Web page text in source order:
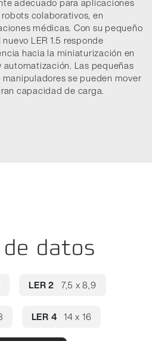
colaborativos, en
médicas. Con su pequeño
LER 1.5 responde
hacia la miniaturización en
Las pequeñas
se pueden mover
capacidad de carga.
datos
LER 2 7,5 x 8,9
LER 4 14 x 16